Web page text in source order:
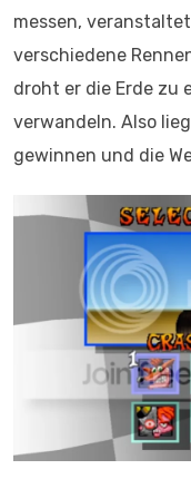
messen,
verschiedene
droht er die Erde zu
verwandeln. Also
gewinnen und die